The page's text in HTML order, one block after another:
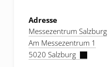
Adresse
Messezentrum Salzburg
Am Messezentrum 1
5020 Salzburg